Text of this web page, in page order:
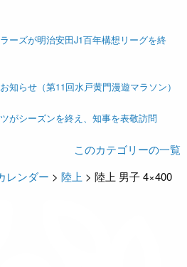
ーズが明治安田J1百年構想リーグを終
知らせ（第11回水戸黄門漫遊マラソン）
がシーズンを終え、知事を表敬訪問
このカテゴリーの一覧
レンダー >陸上 >陸上 男子 4×400